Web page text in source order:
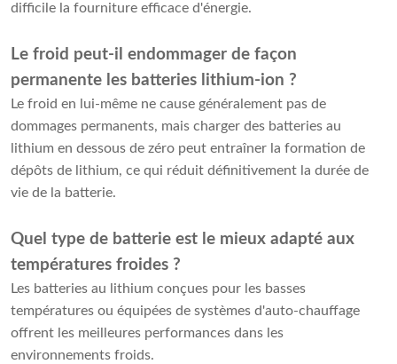
difficile la fourniture efficace d'énergie.
Le froid peut-il endommager de façon
permanente les batteries lithium-ion ?
Le froid en lui-même ne cause généralement pas de
dommages permanents, mais charger des batteries au
lithium en dessous de zéro peut entraîner la formation de
dépôts de lithium, ce qui réduit définitivement la durée de
vie de la batterie.
Quel type de batterie est le mieux adapté aux
températures froides ?
Les batteries au lithium conçues pour les basses
températures ou équipées de systèmes d'auto-chauffage
offrent les meilleures performances dans les
environnements froids.